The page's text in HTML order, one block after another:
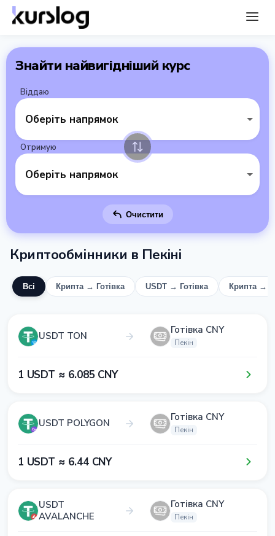
Знайти найвигідніший курс
Віддаю
Оберіть напрямок
Отримую
Оберіть напрямок
Очистити
Криптообмінники в Пекіні
Всі Крипта → Готівка USDT → Готівка Крипта →
USDT TON Готівка CNY
Пекін
1​ USDT ≈ 6​.0​8​5​ CNY
USDT POLYGON Готівка CNY
Пекін
1​ USDT ≈ 6​.4​4​ CNY
USDT
AVALANCHE
Готівка CNY
Пекін